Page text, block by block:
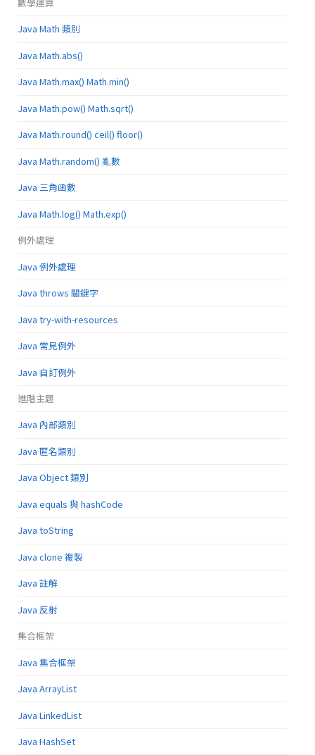
Java Math 類別
Java Math.abs()
Java Math.max() Math.min()
Java Math.pow() Math.sqrt()
Java Math.round() ceil() floor()
Java Math.random() 亂數
Java 三角函數
Java Math.log() Math.exp()
例外處理
Java 例外處理
Java throws 關鍵字
Java try-with-resources
Java 常見例外
Java 自訂例外
進階主題
Java 內部類別
Java 匿名類別
Java Object 類別
Java equals 與 hashCode
Java toString
Java clone 複製
Java 註解
Java 反射
集合框架
Java 集合框架
Java ArrayList
Java LinkedList
Java HashSet